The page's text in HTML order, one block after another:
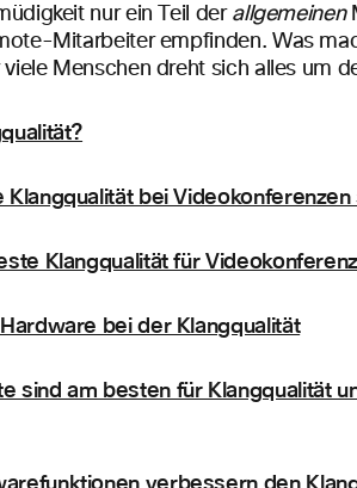
nur ein Teil der allgemeinen
Mitarbeiter empfinden. Was
Menschen dreht sich alles um
Klangqualität bei
Klangqualität für
bei der Klangqualität
sind am besten für Klangqualität